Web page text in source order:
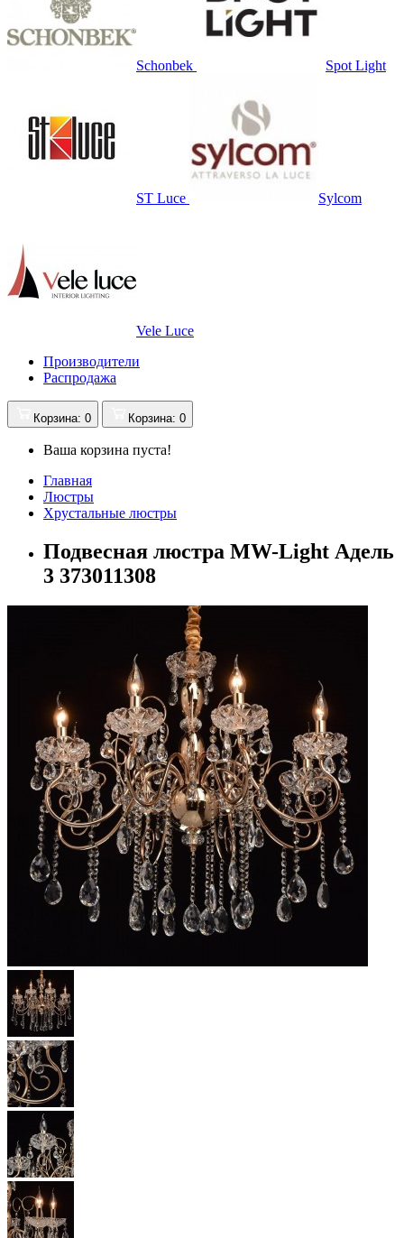
Schonbek Spot Light
ST Luce Sylcom
Vele Luce
Производители
Распродажа
Корзина: 0 Корзина: 0
Ваша корзина пуста!
Главная
Люстры
Хрустальные люстры
Подвесная люстра MW-Light Адель
3 373011308